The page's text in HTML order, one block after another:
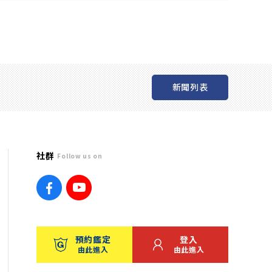
新聞列表
社群 Follow us on
預約鑑定
由此進入
登入
由此進入